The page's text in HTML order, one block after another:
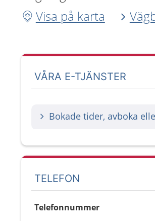
Visa på karta
VÅRA E-TJÄNSTER
Bokade tider, avboka
TELEFON
Telefonnummer